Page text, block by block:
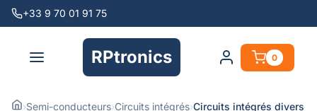
+33 9 70 01 91 75
RPtronics 0
›Semi-conducteurs›Circuits intégrés›Circuits intégrés divers